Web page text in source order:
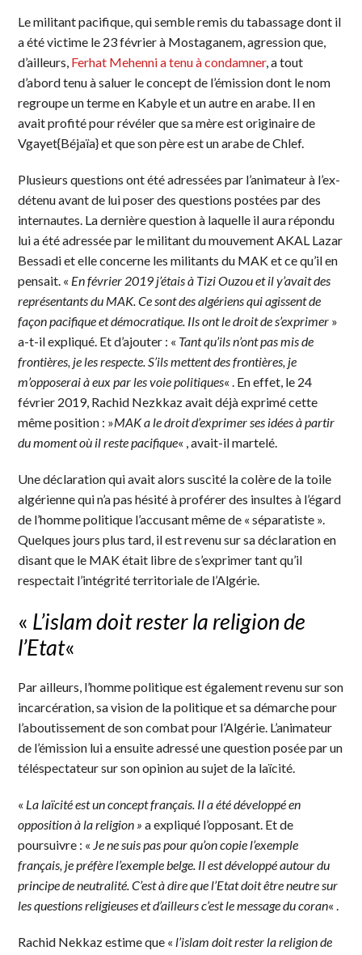
Le militant pacifique, qui semble remis du tabassage dont il
a été victime le 23 février à Mostaganem, agression que,
d’ailleurs, Ferhat Mehenni a tenu à condamner, a tout
d’abord tenu à saluer le concept de l’émission dont le nom
regroupe un terme en Kabyle et un autre en arabe. Il en
avait profité pour révéler que sa mère est originaire de
Vgayet{Béjaïa} et que son père est un arabe de Chlef.
Plusieurs questions ont été adressées par l’animateur à l’ex-
détenu avant de lui poser des questions postées par des
internautes. La dernière question à laquelle il aura répondu
lui a été adressée par le militant du mouvement AKAL Lazar
Bessadi et elle concerne les militants du MAK et ce qu’il en
pensait. « En février 2019 j’étais à Tizi Ouzou et il y’avait des
représentants du MAK. Ce sont des algériens qui agissent de
façon pacifique et démocratique. Ils ont le droit de s’exprimer »
a-t-il expliqué. Et d’ajouter : « Tant qu’ils n’ont pas mis de
frontières, je les respecte. S’ils mettent des frontières, je
m’opposerai à eux par les voie politiques« . En effet, le 24
février 2019, Rachid Nezkkaz avait déjà exprimé cette
même position : »MAK a le droit d’exprimer ses idées à partir
du moment où il reste pacifique« , avait-il martelé.
Une déclaration qui avait alors suscité la colère de la toile
algérienne qui n’a pas hésité à proférer des insultes à l’égard
de l’homme politique l’accusant même de « séparatiste ».
Quelques jours plus tard, il est revenu sur sa déclaration en
disant que le MAK était libre de s’exprimer tant qu’il
respectait l’intégrité territoriale de l’Algérie.
« L’islam doit rester la religion de
l’Etat«
Par ailleurs, l’homme politique est également revenu sur son
incarcération, sa vision de la politique et sa démarche pour
l’aboutissement de son combat pour l’Algérie. L’animateur
de l’émission lui a ensuite adressé une question posée par un
téléspectateur sur son opinion au sujet de la laïcité.
« La laïcité est un concept français. Il a été développé en
opposition à la religion » a expliqué l’opposant. Et de
poursuivre : « Je ne suis pas pour qu’on copie l’exemple
français, je préfère l’exemple belge. Il est développé autour du
principe de neutralité. C’est à dire que l’Etat doit être neutre sur
les questions religieuses et d’ailleurs c’est le message du coran« .
Rachid Nekkaz estime que « l’islam doit rester la religion de